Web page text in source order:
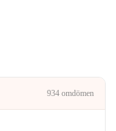
934 omdömen